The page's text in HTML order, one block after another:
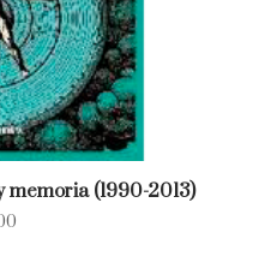
memoria (1990-2013)